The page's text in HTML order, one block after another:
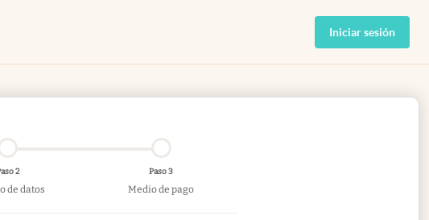
Iniciar sesión
2
de datos
Paso 3
Medio de pago